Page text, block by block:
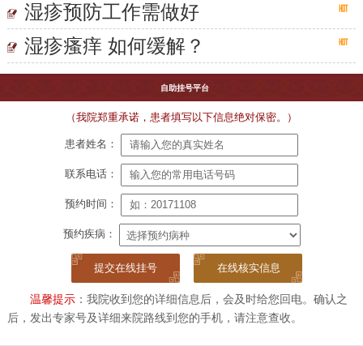
湿疹预防工作需做好
湿疹瘙痒 如何缓解？
自助挂号平台
（我院郑重承诺，患者填写以下信息绝对保密。）
患者姓名：
联系电话：
预约时间：
预约疾病：
在线核实信息
温馨提示：我院收到您的详细信息后，会及时给您回电。确认之
后，发出专家号及详细来院路线到您的手机，请注意查收。